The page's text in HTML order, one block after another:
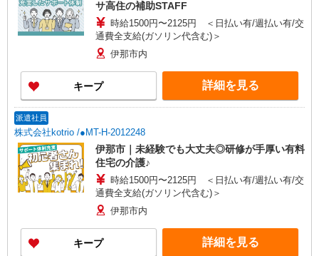
サ高住の補助STAFF
時給1500円〜2125円 ＜日払い有/週払い有/交
通費全支給(ガソリン代含む)＞
伊那市内
キープ 詳細を見る
派遣社員
株式会社kotrio /●MT-H-2012248
伊那市｜未経験でも大丈夫◎研修が手厚い有料
住宅の介護♪
時給1500円〜2125円 ＜日払い有/週払い有/交
通費全支給(ガソリン代含む)＞
伊那市内
キープ 詳細を見る